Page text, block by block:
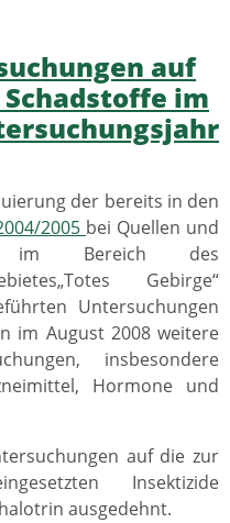
auf
im
der bereits in den
2005 bei Quellen und
im Bereich des
Gebirge“
Untersuchungen
im August 2008 weitere
insbesondere
Hormone und
auf die zur
Insektizide
ausgedehnt.